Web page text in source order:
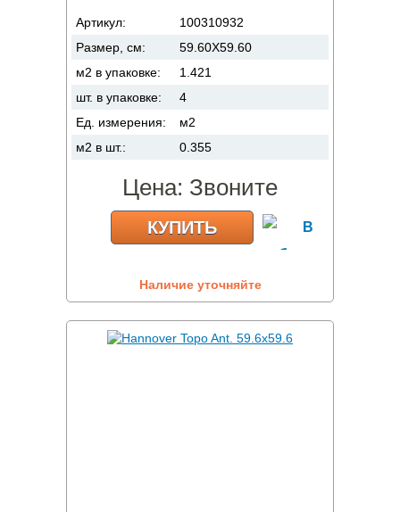
Артикул:
100310932
Размер, см:
59.60X59.60
м2 в упаковке:
1.421
шт. в упаковке:
4
Ед. измерения:
м2
м2 в шт.:
0.355
Цена: Звоните
КУПИТЬ
Наличие уточняйте